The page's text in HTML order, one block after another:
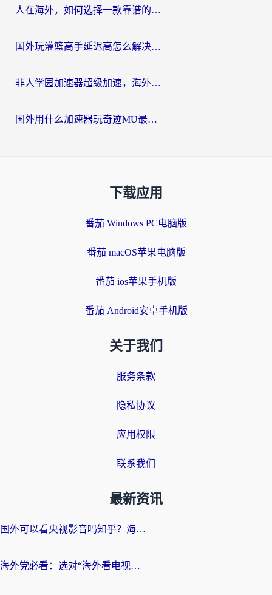
人在海外，如何选择一款靠谱的玩剑灵2加速器？
国外玩灌篮高手延迟高怎么解决？海外玩家国服游戏加速终极指南
非人学园加速器超级加速，海外玩家重返国服的通行证
国外用什么加速器玩奇迹MU最好？2026海外玩家国服游戏加速全攻略
下载应用
番茄 Windows PC电脑版
番茄 macOS苹果电脑版
番茄 ios苹果手机版
番茄 Android安卓手机版
关于我们
服务条款
隐私协议
应用权限
联系我们
最新资讯
国外可以看央视影音吗知乎？海外党亲测有效的回国加速方案
海外党必看：选对“海外看电视剧软件”，再也不用愁国内剧刷不了